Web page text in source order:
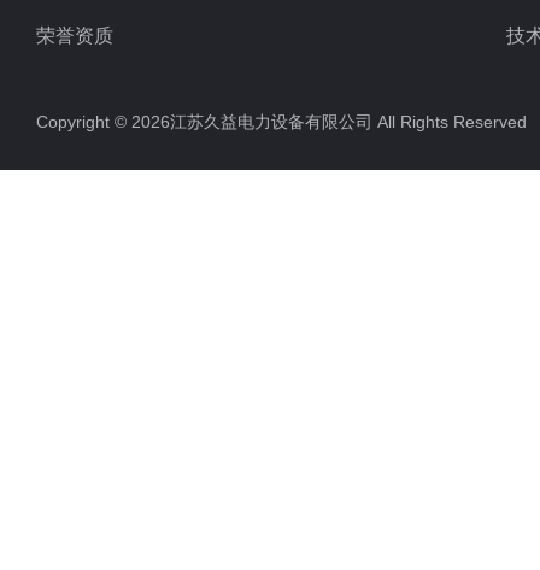
荣誉资质 技
Copyright © 2026江苏久益电力设备有限公司 All Rights